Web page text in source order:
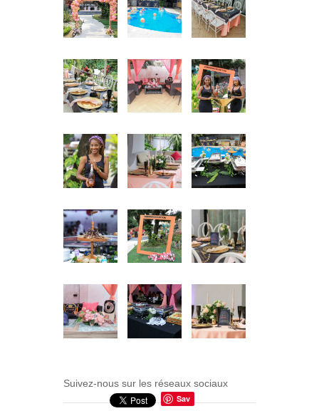
Suivez-nous sur les réseaux sociaux
Sav